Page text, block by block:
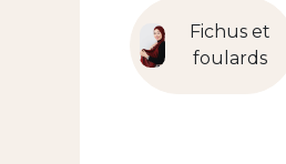
Fichus et
foulards